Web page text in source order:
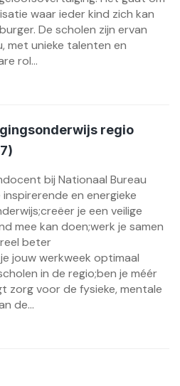
waar ieder kind zich kan
De scholen zijn ervan
met unieke talenten en
rol...
regio
bij Nationaal Bureau
en energieke
je een veilige
mee kan doen;werk je samen
beter
jouw werkweek optimaal
in de regio;ben je méér
zorg voor de fysieke, mentale
de...